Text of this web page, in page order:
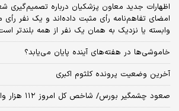
امضای تفاهم‌نامه رأی مثبت داده‌اند و یک نفر
وابسته یا نزدیک به همان یک نفر از همه بلندتر
خاموشی‌ها در هفته‌های آینده پایان می‌یابد؟
آخرین وضعیت پرونده کلثوم اکبری
صعود چشمگیر بورس/ شاخص کل امروز ۱۱۲ هزار واحد رشد کرد